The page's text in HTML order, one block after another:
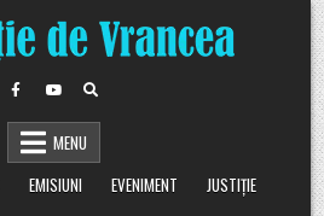
MENU
EMISIUNI EVENIMENT
JUSTIȚIE